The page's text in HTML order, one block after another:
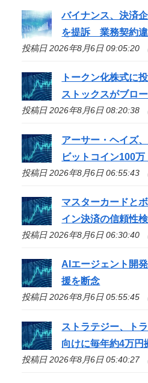
バイナンス、決済
を提訴 業務契約
投稿日 2026年8月6日 09:05:20
トークン化株式に
ストックスがブロ
投稿日 2026年8月6日 08:20:38
アーサー・ヘイズ
ビットコイン100
投稿日 2026年8月6日 06:55:43
マスターカードと
イン決済の信頼性
投稿日 2026年8月6日 06:30:40
AIエージェント開
援を断念
投稿日 2026年8月6日 05:55:45
ストラテジー、ト
向けに毎年約4万円
投稿日 2026年8月6日 05:40:27